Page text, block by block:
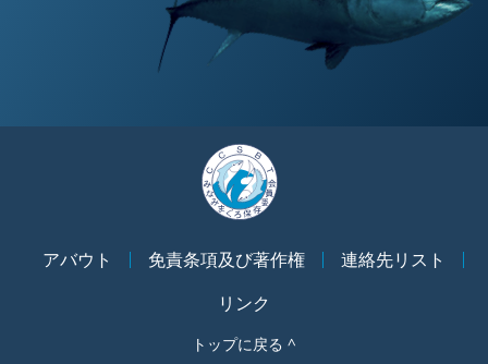
アバウト 免責条項及び著作権
連絡先リスト
リンク
トップに戻る ^